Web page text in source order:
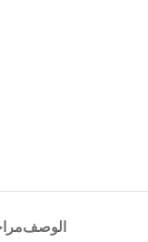
الوصف